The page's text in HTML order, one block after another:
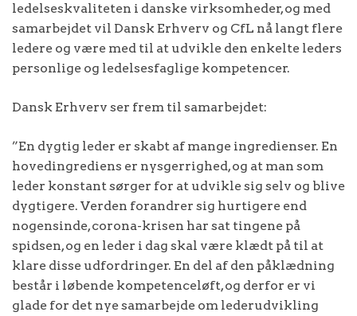
ledelseskvaliteten i danske virksomheder, og med
samarbejdet vil Dansk Erhverv og CfL nå langt flere
ledere og være med til at udvikle den enkelte leders
personlige og ledelsesfaglige kompetencer.
Dansk Erhverv ser frem til samarbejdet:
”En dygtig leder er skabt af mange ingredienser. En
hovedingrediens er nysgerrighed, og at man som
leder konstant sørger for at udvikle sig selv og blive
dygtigere. Verden forandrer sig hurtigere end
nogensinde, corona-krisen har sat tingene på
spidsen, og en leder i dag skal være klædt på til at
klare disse udfordringer. En del af den påklædning
består i løbende kompetenceløft, og derfor er vi
glade for det nye samarbejde om lederudvikling